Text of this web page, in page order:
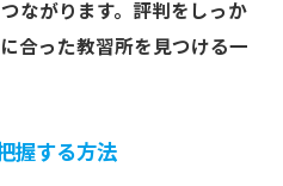
ながります。評判をしっか
合った教習所を見つける一
握する方法